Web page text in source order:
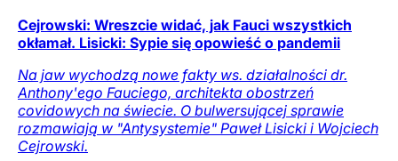
Cejrowski: Wreszcie widać, jak Fauci wszystkich
okłamał. Lisicki: Sypie się opowieść o pandemii
Na jaw wychodzą nowe fakty ws. działalności dr.
Anthony'ego Fauciego, architekta obostrzeń
covidowych na świecie. O bulwersującej sprawie
rozmawiają w "Antysystemie" Paweł Lisicki i Wojciech
Cejrowski.